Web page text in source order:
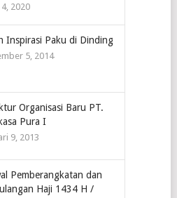
2020
Inspirasi Paku di Dinding
5, 2014
Organisasi Baru PT.
Pura I
9, 2013
Pemberangkatan dan
Haji 1434 H /